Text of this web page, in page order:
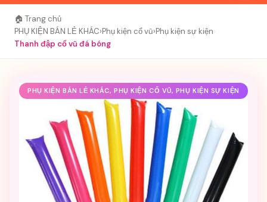
🏠 Trang chủ
PHỤ KIỆN BÁN LẺ KHÁC›Phụ kiện cổ vũ›Phụ kiện sự kiện
Thanh đập cổ vũ đá bóng
PHỤ KIỆN BÁN LẺ KHÁC, PHỤ KIỆN CỔ VŨ, PHỤ KIỆN SỰ KIỆN